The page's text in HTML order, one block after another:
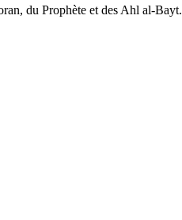
du Prophète et des Ahl al-Bayt.